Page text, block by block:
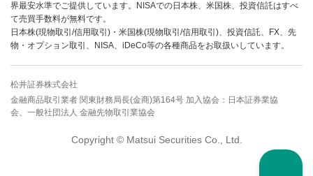
界最安水準でご提供しています。NISAでの日本株、米国株、投資信託はすべ
て売買手数料が無料です。
日本株(現物取引/信用取引)・米国株(現物取引/信用取引)、投資信託、FX、先
物・オプション取引、NISA、iDeCo等の各種商品をお取扱いしています。
松井証券株式会社
金融商品取引業者 関東財務局長(金商)第164号 加入協会：日本証券業協
会、一般社団法人 金融先物取引業協会
Copyright © Matsui Securities Co., Ltd.